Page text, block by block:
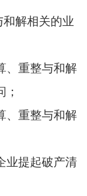
解相关的业
、重整与和解
、重整与和解
业提起破产清